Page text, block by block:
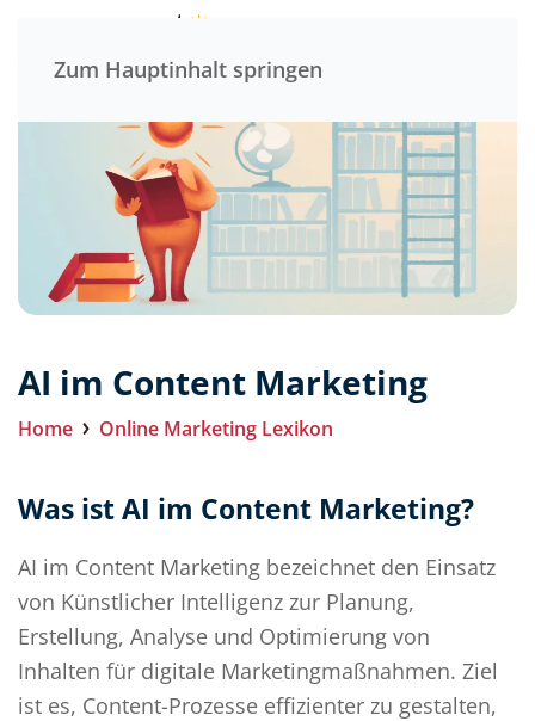
Zum Hauptinhalt springen
AI im Content Marketing
Home Online Marketing Lexikon
Was ist AI im Content Marketing?
AI im Content Marketing bezeichnet den Einsatz
von Künstlicher Intelligenz zur Planung,
Erstellung, Analyse und Optimierung von
Inhalten für digitale Marketingmaßnahmen. Ziel
ist es, Content-Prozesse effizienter zu gestalten,